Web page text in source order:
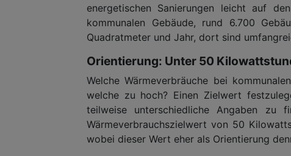
energetischen Sanierungen leicht auf
kommunalen Gebäude, rund 6.700
Quadratmeter und Jahr, dort sind
Orientierung: Unter 50
Welche Wärmeverbräuche bei
welche zu hoch? Einen Zielwert
teilweise unterschiedliche Angaben zu
Wärmeverbrauchszielwert von 50
wobei dieser Wert eher als Orientierung